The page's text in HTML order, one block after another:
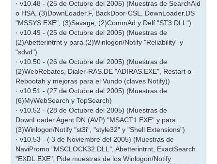
· v10.48 - (25 de Octubre del 2005) (Muestras de SearchAid
o HSA, (3)DownLoader.F, BackDoor-CSL, DownLoader.DS
"MSSYS.EXE", (3)Savage, (2)CommAd y Delf "ST3.DLL")
· v10.49 - (25 de Octubre del 2005) (Muestras de
(2)Abetterintrnt y para (2)Winlogon/Notify "Reliability" y
"sdvd")
· v10.50 - (26 de Octubre del 2005) (Muestras de
(2)WebRebates, Dialer-RAS.DE "ADIRAS.EXE", Restart o
Rebootah y mejoras para el Vundo (claves Notify))
· v10.51 - (27 de Octubre del 2005) (Muestras de
(6)MyWebSearch y TopSearch)
· v10.52 - (28 de Octubre del 2005) (Muestras de
DownLoader.Agent.DN (AVP) "MSACT1.EXE" y para
(3)Winlogon/Notify "st3i", "style32" y "Shell Extensions")
· v10.53 - ( 3 de Noviembre del 2005) (Muestras de
NaviPromo "MSCLOCK32.DLL", Abetterintrnt, ExactSearch
"EXDL.EXE", Pide muestras de los Winlogon/Notify